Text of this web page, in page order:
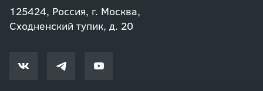
125424, Россия, г. Москва,
Сходненский тупик, д. 20